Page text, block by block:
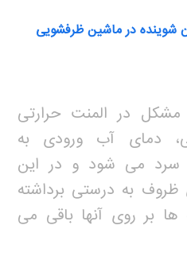
در ماشین ظرفشویی
در المنت حرارتی
دمای آب ورودی به
سرد می شود و در این
به درستی برداشته
بر روی آنها باقی می